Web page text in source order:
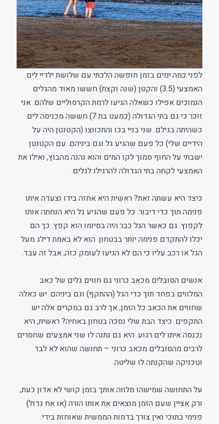
לפני כמה ימים בזמן חופשה הלכתי עם שלושת ילדיי לים.
האמצעי (3.5) והקטן (שנה וקצת) חששו מאוד מהגלים
הנמוכים אפילו כשאלה הגיעו לרמת הקרסוליים שלהם. אני
זוכר כי גם בתי הגדולה (כמעט בת 7) חששה מכניסה לים
כשהיתה בגילם. שני בניי בכו והתכווצו (הקטנטן היה על
הידיים שלי) כל פעם שהגיע גל וגם ביניהם. עם הקטנטן
ישבתי על החוף סמוך לקו המים והוא נהנה מהבוץ, ואילו את
האמצעי לקחה בתי הגדולה להרגילו לגלים.
כיצד היא עשתה זאת? ראשית היא אחזה בידו וצעדה איתו
פנימה תוך כדי דיבור. כל פעם שהגיע גל היא הנחתה אותו
לקפוץ. גם כאשר הגל כבר היה בסיומו הוא קפץ. כך הם
יכלו להתקדם פנימה יותר בבטחון. הוא לא באמת דילג מעל
הגל או רכב עליו כי הם לא הגיעו לעומק כזה, אבל זה עבד.
אנשים הסובלים מכאב כרוני גם חווים גלים של כאב
המלווים בפחד תוך כדי הגל (ההתקף) וגם ביניהם. יש כאלה
שחווים את הכאב כל הזמן, אך לרב גם במקרים אלה יש
התקפים. כיצד הבת שלי נסכה בטחון באחיה? ראשית, היא
נכנסה איתו לים רגוע. היא גם נתנה לו שני אמצעים שחסרים
לרבים מהסובלים מכאב כרוני – תחושה שהוא לא לבד
וטכניקה שהקנתה לו שליטה.
על התחושה שמישהו מלווה אותך בזמן קושי לא אדון כעת,
ורק אציין שעם הזמן מוצאים את אותו הורה (או אח גדול)
פנימי בתוכי ואין צורך בדמות הממשית שאוחזת בידי.